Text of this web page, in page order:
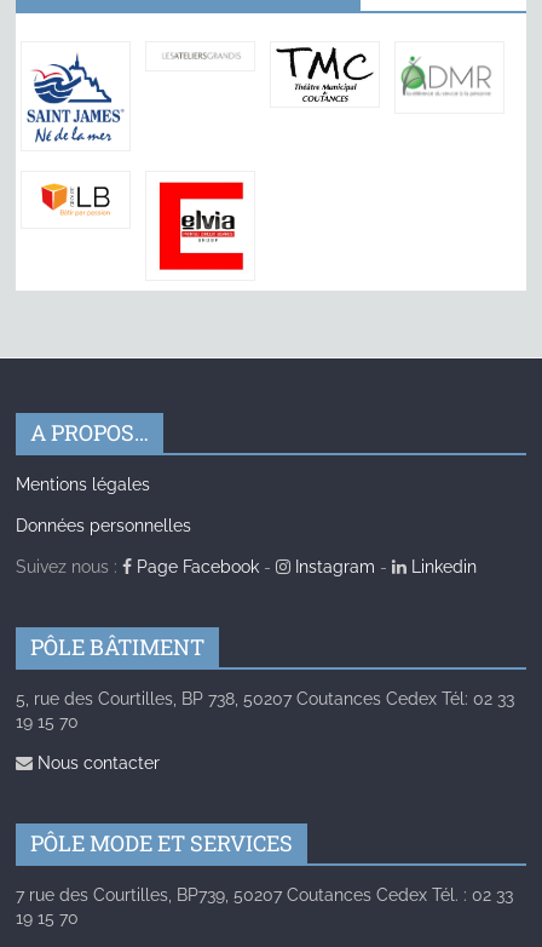
A PROPOS…
Mentions légales
Données personnelles
Suivez nous : Page Facebook - Instagram - Linkedin
PÔLE BÂTIMENT
5, rue des Courtilles, BP 738, 50207 Coutances Cedex Tél: 02 33
19 15 70
Nous contacter
PÔLE MODE ET SERVICES
7 rue des Courtilles, BP739, 50207 Coutances Cedex Tél. : 02 33
19 15 70